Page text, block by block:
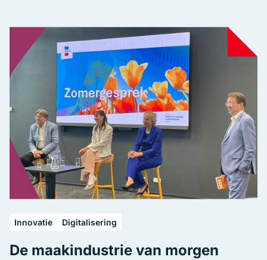
Innovatie Digitalisering
De maakindustrie van morgen